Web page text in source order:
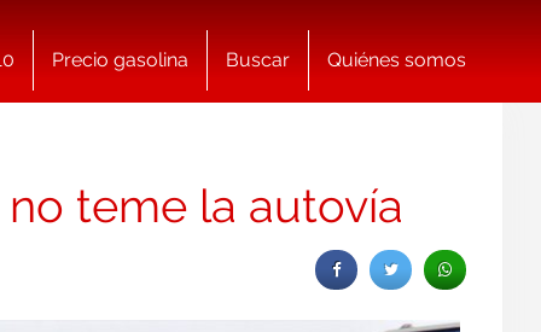
Precio gasolina Buscar Quiénes somos
teme la autovía